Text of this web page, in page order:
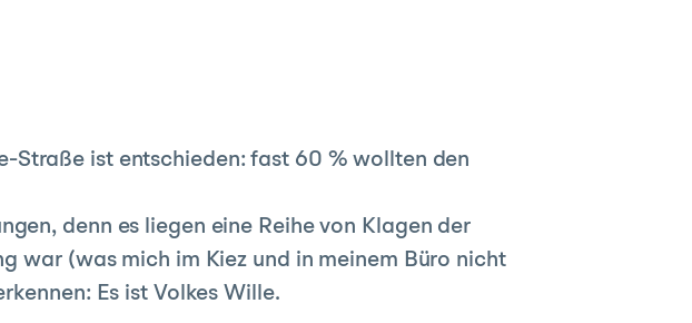
Straße ist entschieden: fast 60 % wollten den
denn es liegen eine Reihe von Klagen der
war (was mich im Kiez und in meinem Büro nicht
Es ist Volkes Wille.